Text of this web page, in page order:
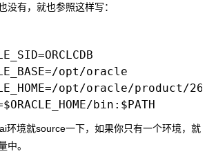
没有，就也参照这样写：
opt/oracle
opt/oracle/product/
环境就source一下，如果你只有一个环境，就
中。